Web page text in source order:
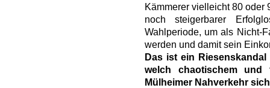
Kämmerer vielleicht 80 oder
noch steigerbarer
Wahlperiode, um als Nicht-
werden und damit sein
Das ist ein
welch chaotischem und
Mülheimer Nahverkehr